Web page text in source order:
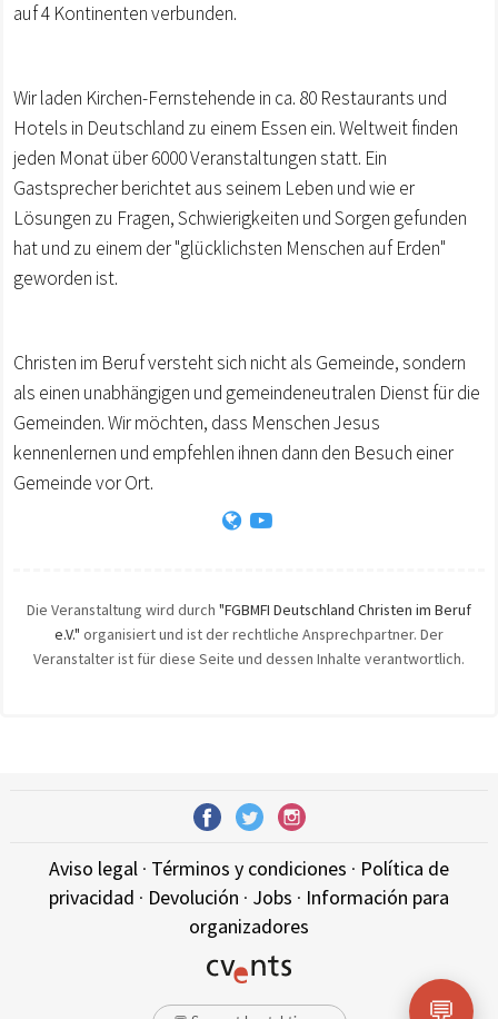
auf 4 Kontinenten verbunden.
Wir laden Kirchen-Fernstehende in ca. 80 Restaurants und
Hotels in Deutschland zu einem Essen ein. Weltweit finden
jeden Monat über 6000 Veranstaltungen statt. Ein
Gastsprecher berichtet aus seinem Leben und wie er
Lösungen zu Fragen, Schwierigkeiten und Sorgen gefunden
hat und zu einem der "glücklichsten Menschen auf Erden"
geworden ist.
Christen im Beruf versteht sich nicht als Gemeinde, sondern
als einen unabhängigen und gemeindeneutralen Dienst für die
Gemeinden. Wir möchten, dass Menschen Jesus
kennenlernen und empfehlen ihnen dann den Besuch einer
Gemeinde vor Ort.
Die Veranstaltung wird durch "FGBMFI Deutschland Christen im Beruf
e.V." organisiert und ist der rechtliche Ansprechpartner. Der
Veranstalter ist für diese Seite und dessen Inhalte verantwortlich.
Aviso legal · Términos y condiciones · Política de
privacidad · Devolución · Jobs · Información para
organizadores
💬